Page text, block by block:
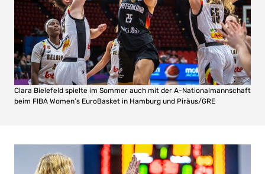
Clara Bielefeld spielte im Sommer auch mit der A-Nationalmannschaft
beim FIBA Women’s EuroBasket in Hamburg und Piräus/GRE